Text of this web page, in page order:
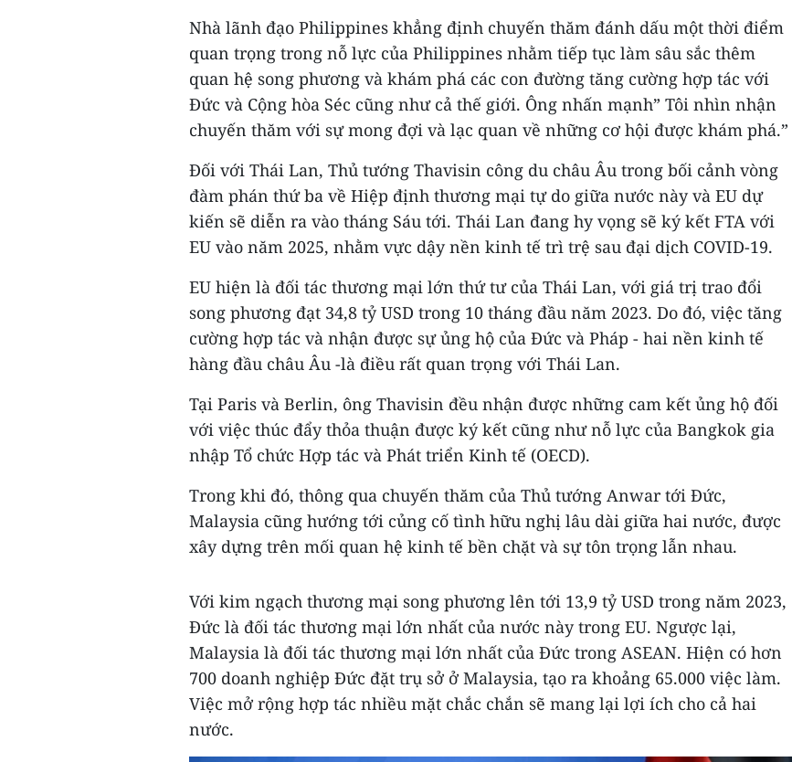
Nhà lãnh đạo Philippines khẳng định chuyến thăm đánh dấu một thời điểm
quan trọng trong nỗ lực của Philippines nhằm tiếp tục làm sâu sắc thêm
quan hệ song phương và khám phá các con đường tăng cường hợp tác với
Đức và Cộng hòa Séc cũng như cả thế giới. Ông nhấn mạnh” Tôi nhìn nhận
chuyến thăm với sự mong đợi và lạc quan về những cơ hội được khám phá.”
Đối với Thái Lan, Thủ tướng Thavisin công du châu Âu trong bối cảnh vòng
đàm phán thứ ba về Hiệp định thương mại tự do giữa nước này và EU dự
kiến sẽ diễn ra vào tháng Sáu tới. Thái Lan đang hy vọng sẽ ký kết FTA với
EU vào năm 2025, nhằm vực dậy nền kinh tế trì trệ sau đại dịch COVID-19.
EU hiện là đối tác thương mại lớn thứ tư của Thái Lan, với giá trị trao đổi
song phương đạt 34,8 tỷ USD trong 10 tháng đầu năm 2023. Do đó, việc tăng
cường hợp tác và nhận được sự ủng hộ của Đức và Pháp - hai nền kinh tế
hàng đầu châu Âu -là điều rất quan trọng với Thái Lan.
Tại Paris và Berlin, ông Thavisin đều nhận được những cam kết ủng hộ đối
với việc thúc đẩy thỏa thuận được ký kết cũng như nỗ lực của Bangkok gia
nhập Tổ chức Hợp tác và Phát triển Kinh tế (OECD).
Trong khi đó, thông qua chuyến thăm của Thủ tướng Anwar tới Đức,
Malaysia cũng hướng tới củng cố tình hữu nghị lâu dài giữa hai nước, được
xây dựng trên mối quan hệ kinh tế bền chặt và sự tôn trọng lẫn nhau.
Với kim ngạch thương mại song phương lên tới 13,9 tỷ USD trong năm 2023,
Đức là đối tác thương mại lớn nhất của nước này trong EU. Ngược lại,
Malaysia là đối tác thương mại lớn nhất của Đức trong ASEAN. Hiện có hơn
700 doanh nghiệp Đức đặt trụ sở ở Malaysia, tạo ra khoảng 65.000 việc làm.
Việc mở rộng hợp tác nhiều mặt chắc chắn sẽ mang lại lợi ích cho cả hai
nước.